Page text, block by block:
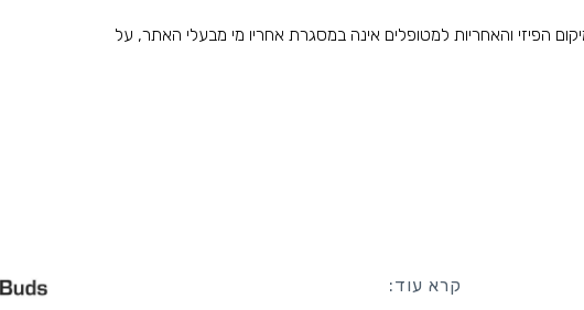
הפיזי והאחריות למטופלים אינה במסגרת אחריו מי מבעלי האתר, על
קרא עוד: